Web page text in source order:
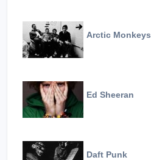
Arctic Monkeys
Ed Sheeran
Daft Punk